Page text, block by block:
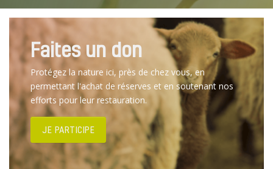
Faites un don
Protégez la nature ici, près de chez vous, en
permettant l'achat de réserves et en soutenant nos
efforts pour leur restauration.
JE PARTICIPE